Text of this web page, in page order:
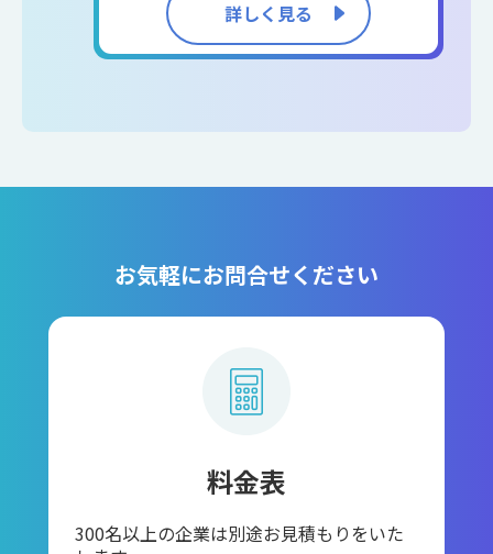
詳しく見る
お気軽にお問合せください
料金表
300名以上の企業は別途お見積もりをいた